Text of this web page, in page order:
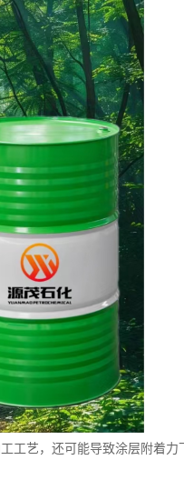
工艺，还可能导致涂层附着力